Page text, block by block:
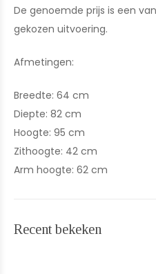
De genoemde prijs is een
gekozen uitvoering.
Afmetingen:
Breedte: 64 cm
Diepte: 82 cm
Hoogte: 95 cm
Zithoogte: 42 cm
Arm hoogte: 62 cm
Recent bekeken